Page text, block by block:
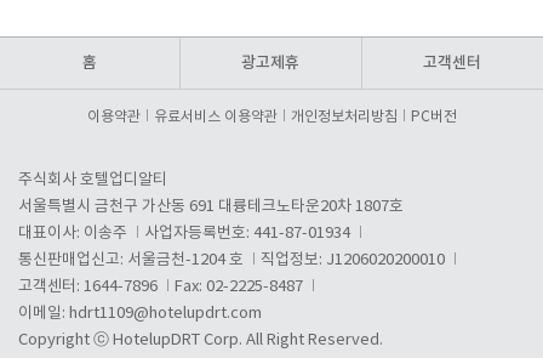
홈 광고제휴 고객센터
이용약관 유료서비스 이용약관 개인정보처리방침 PC버전
주식회사 호텔업디알티
서울특별시 금천구 가산동 691 대륭테크노타운20차 1807호
대표이사: 이송주
사업자등록번호: 441-87-01934
통신판매업신고: 서울금천-1204 호
직업정보: J1206020200010
고객센터: 1644-7896
Fax: 02-2225-8487
이메일: hdrt1109@hotelupdrt.com
Copyright ⓒ HotelupDRT Corp. All Right Reserved.